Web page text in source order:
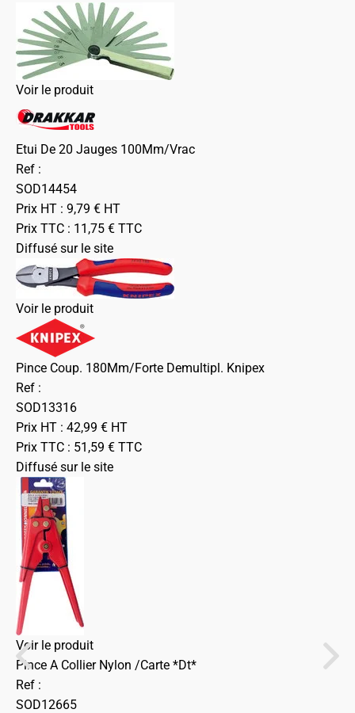
Voir le produit
Etui De 20 Jauges 100Mm/Vrac
Ref :
SOD14454
Prix HT : 9,79 € HT
Prix TTC : 11,75 € TTC
Diffusé sur le site
Voir le produit
Pince Coup. 180Mm/Forte Demultipl. Knipex
Ref :
SOD13316
Prix HT : 42,99 € HT
Prix TTC : 51,59 € TTC
Diffusé sur le site
Voir le produit
Pince A Collier Nylon /Carte *Dt*
Ref :
SOD12665